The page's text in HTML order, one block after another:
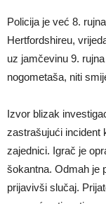
Policija je već 8.
Hertfordshireu,
uz jamčevinu 9.
nogometaša, niti
Izvor blizak
zastrašujući incident
zajednici. Igrač je
šokantna. Odmah je
prijavivši slučaj.